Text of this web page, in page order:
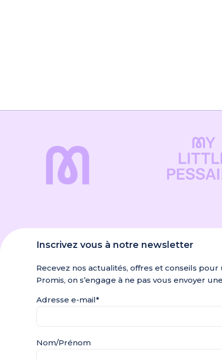
Inscrivez vous à notre newsletter
Recevez nos actualités, offres et conseils pour
Promis, on s’engage à ne pas vous envoyer
Adresse e-mail*
Nom/Prénom